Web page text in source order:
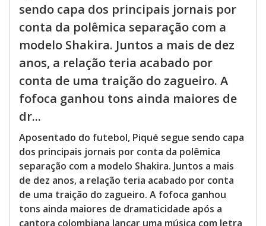
sendo capa dos principais jornais por
conta da polêmica separação com a
modelo Shakira. Juntos a mais de dez
anos, a relação teria acabado por
conta de uma traição do zagueiro. A
fofoca ganhou tons ainda maiores de
dr...
Aposentado do futebol, Piqué segue sendo capa
dos principais jornais por conta da polêmica
separação com a modelo Shakira. Juntos a mais
de dez anos, a relação teria acabado por conta
de uma traição do zagueiro. A fofoca ganhou
tons ainda maiores de dramaticidade após a
cantora colombiana lançar uma música com letra